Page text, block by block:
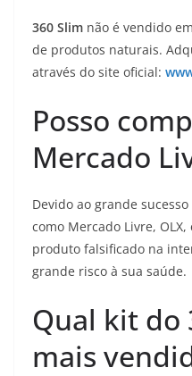
360 Slim não é vendido
de produtos naturais.
através do site oficial:
Posso
Mercado
Devido ao grande sucesso
como Mercado Livre,
produto falsificado na
grande risco à sua saúde.
Qual kit do
mais